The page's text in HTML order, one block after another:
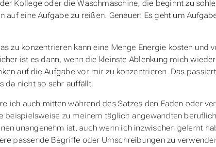
Kollege oder die Waschmaschine, die beginnt zu
auf eine Aufgabe zu reißen. Genauer: Es geht um
zu konzentrieren kann eine Menge Energie kosten und
ist es dann, wenn die kleinste Ablenkung mich
auf die Aufgabe vor mir zu konzentrieren. Das
da nicht so sehr auffällt.
ich auch mitten während des Satzes den Faden oder
beispielsweise zu meinem täglich angewandten
unangenehm ist, auch wenn ich inzwischen gelernt
passende Begriffe oder Umschreibungen zu